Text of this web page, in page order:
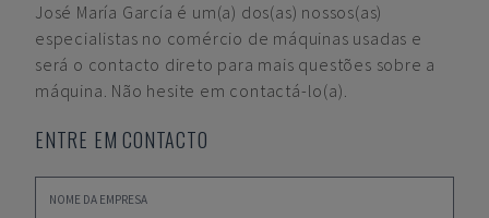
José María García é um(a) dos(as) nossos(as)
especialistas no comércio de máquinas usadas e
será o contacto direto para mais questões sobre a
máquina. Não hesite em contactá-lo(a).
ENTRE EM CONTACTO